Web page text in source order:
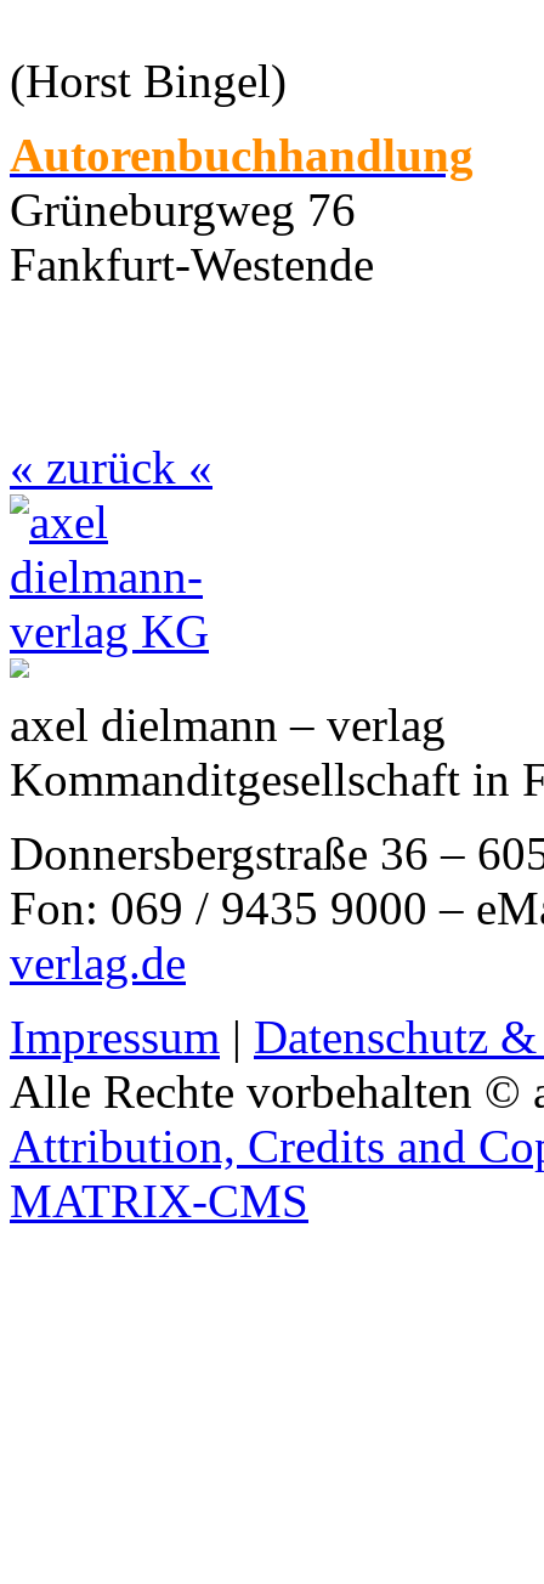
(Horst Bingel)
Autorenbuchhandlung
Grüneburgweg 76
Fankfurt-Westende
« zurück «
axel dielmann – verlag
Kommanditgesellschaft in
Donnersbergstraße 36 –
Fon: 069 / 9435 9000 –
verlag.de
Impressum | Datenschutz
Alle Rechte vorbehalten ©
Attribution, Credits and
MATRIX-CMS